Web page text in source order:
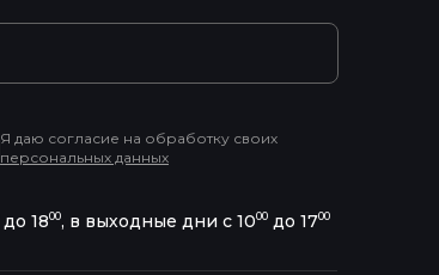
Я даю согласие на обработку своих
персональных данных
до 1800, в выходные дни с 1000 до 1700